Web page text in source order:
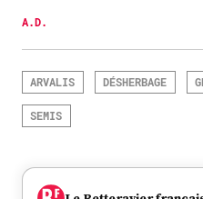
A.D.
ARVALIS DÉSHERBAGE
SEMIS